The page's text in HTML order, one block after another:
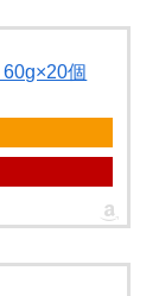
個